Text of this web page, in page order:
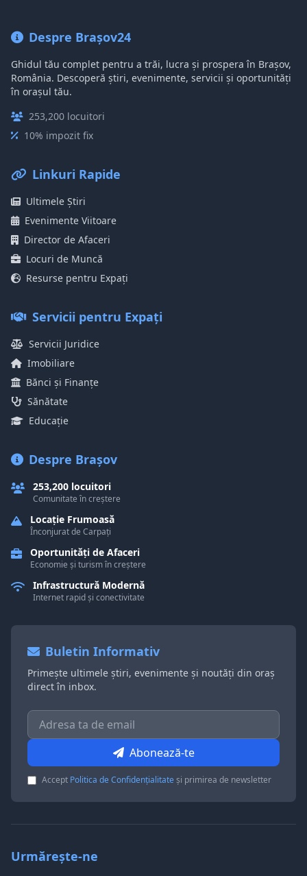
Despre Brașov24
Ghidul tău complet pentru a trăi, lucra și prospera în Brașov,
România. Descoperă știri, evenimente, servicii și oportunități
în orașul tău.
253,200 locuitori
10% impozit fix
Linkuri Rapide
Ultimele Știri
Evenimente Viitoare
Director de Afaceri
Locuri de Muncă
Resurse pentru Expați
Servicii pentru Expați
Servicii Juridice
Imobiliare
Bănci și Finanțe
Sănătate
Educație
Despre Brașov
253,200 locuitori
Comunitate în creștere
Locație Frumoasă
Înconjurat de Carpați
Oportunități de Afaceri
Economie și turism în creștere
Infrastructură Modernă
Internet rapid și conectivitate
Buletin Informativ
Primește ultimele știri, evenimente și noutăți din oraș
direct în inbox.
Abonează-te
Accept Politica de Confidențialitateși primirea de newsletter
Urmărește-ne